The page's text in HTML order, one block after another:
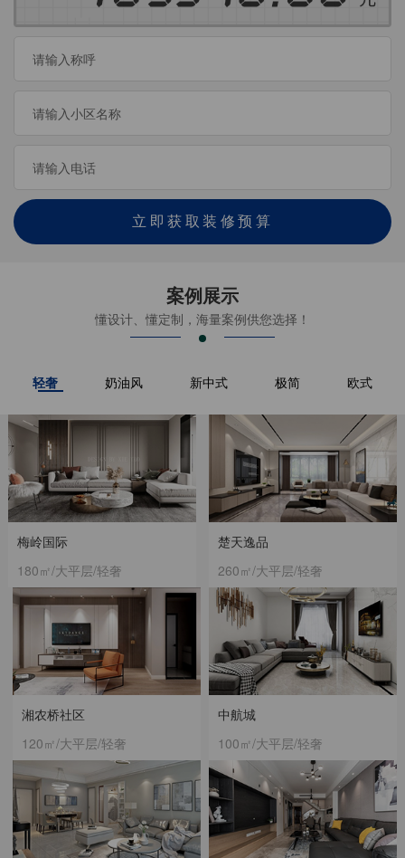
立即获取装修预算
案例展示
懂设计、懂定制，海量案例供您选择！
轻奢 奶油风 新中式 极简 欧式
梅岭国际
180㎡/大平层/轻奢
楚天逸品
260㎡/大平层/轻奢
中航城
100㎡/大平层/轻奢
湘农桥社区
120㎡/大平层/轻奢